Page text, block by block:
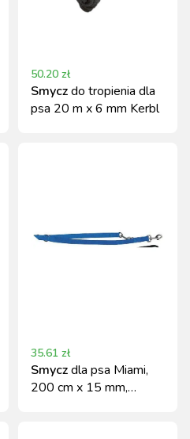
50.20 zł
Smyczdo tropienia dla
psa 20 m x 6 mm Kerbl
35.61 zł
Smyczdla psa Miami,
200 cm x 15 mm,